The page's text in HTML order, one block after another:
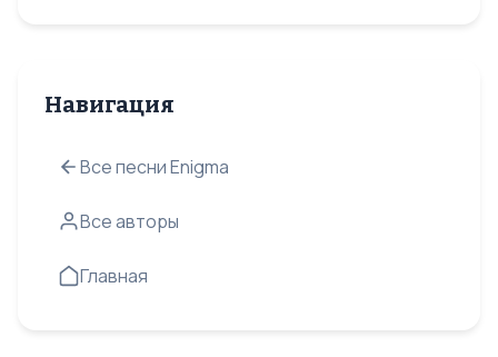
Навигация
Все песни Enigma
Все авторы
Главная